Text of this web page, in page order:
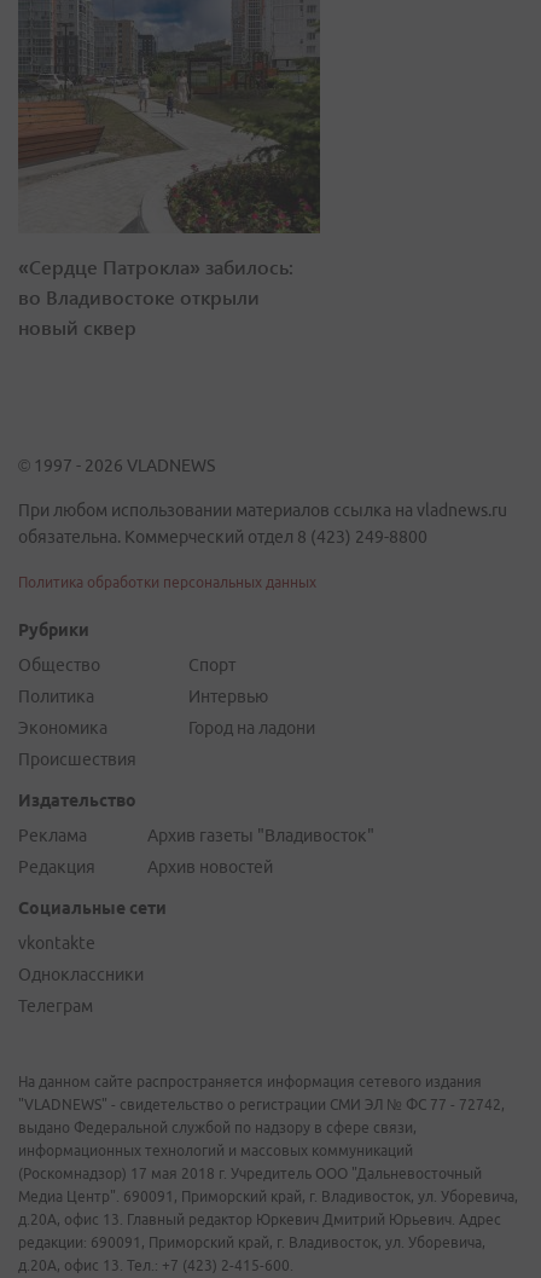
«Сердце Патрокла» забилось:
во Владивостоке открыли
новый сквер
© 1997 - 2026 VLADNEWS
При любом использовании материалов ссылка на vladnews.ru
обязательна. Коммерческий отдел 8 (423) 249-8800
Политика обработки персональных данных
Рубрики
Общество
Политика
Экономика
Происшествия
Спорт
Интервью
Город на ладони
Издательство
Реклама
Редакция
Архив газеты "Владивосток"
Архив новостей
Социальные сети
vkontakte
Одноклассники
Телеграм
На данном сайте распространяется информация сетевого издания
"VLADNEWS" - свидетельство о регистрации СМИ ЭЛ № ФС 77 - 72742,
выдано Федеральной службой по надзору в сфере связи,
информационных технологий и массовых коммуникаций
(Роскомнадзор) 17 мая 2018 г. Учредитель ООО "Дальневосточный
Медиа Центр". 690091, Приморский край, г. Владивосток, ул. Уборевича,
д.20А, офис 13. Главный редактор Юркевич Дмитрий Юрьевич. Адрес
редакции: 690091, Приморский край, г. Владивосток, ул. Уборевича,
д.20А, офис 13. Тел.: +7 (423) 2-415-600.